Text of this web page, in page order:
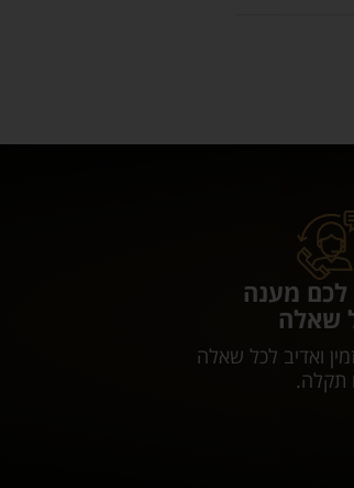
לכם מענה
שאלה
ואדיב לכל שאלה
תקלה.